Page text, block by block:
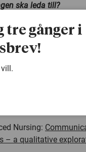
ska leda till?
i hur de kan
av
plan. Om vi
242358, e-post:
Nursing:
– a qualitative
tre gånger i